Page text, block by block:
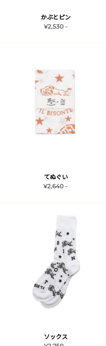
かぶとピン
¥2,530 -
てぬぐい
¥2,640 -
ソックス